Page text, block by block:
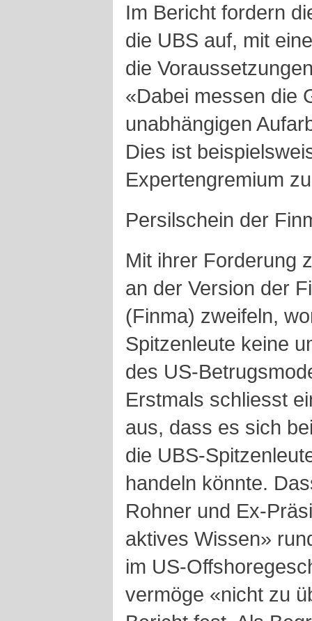
Im Bericht fordern
die UBS auf, mit
die
«Dabei messen die
unabhängigen
Dies ist
Expertengremium
Persilschein der
Mit ihrer Forderung
an der Version der
(Finma) zweifeln,
Spitzenleute keine
des US-
Erstmals schliesst
aus, dass es sich
die UBS-
handeln könnte.
Rohner und Ex-
aktives Wissen»
im US-
vermöge «nicht zu